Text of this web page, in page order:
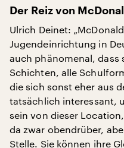
Der Reiz von
Ulrich Deinet:
Jugendeinrichtung in
auch phänomenal, dass
Schichten, alle
die sich sonst eher aus
tatsächlich interessant,
sein von dieser
da zwar obendrüber,
Stelle. Sie können ihre